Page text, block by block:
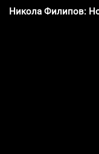
Никола Филипов: